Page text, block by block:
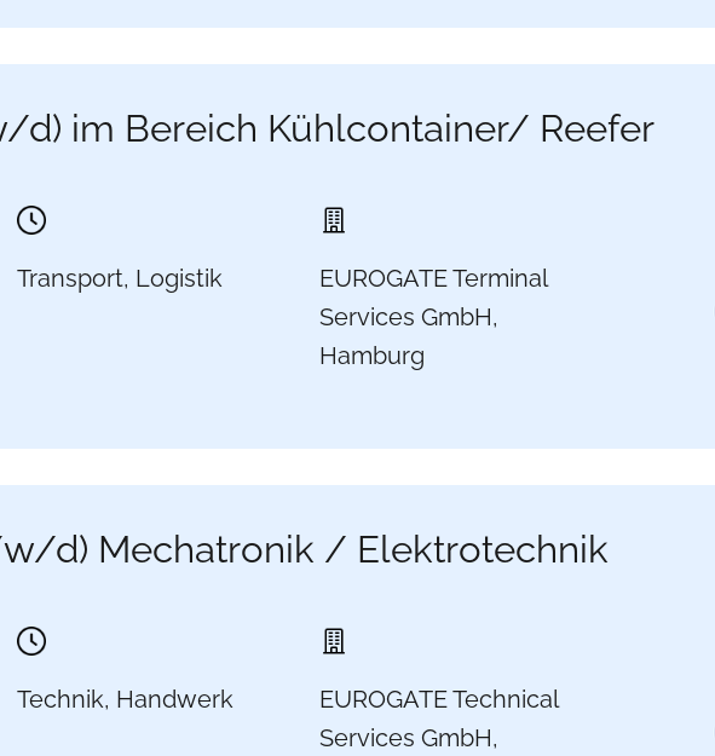
d) im Bereich Kühlcontainer/ Reefer
Transport, Logistik
EUROGATE Terminal
Services GmbH,
Hamburg
d) Mechatronik / Elektrotechnik
Technik, Handwerk
EUROGATE Technical
Services GmbH,